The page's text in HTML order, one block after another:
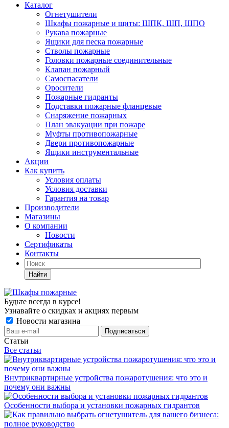
Каталог
Огнетушители
Шкафы пожарные и щиты: ШПК, ШП, ШПО
Рукава пожарные
Ящики для песка пожарные
Стволы пожарные
Головки пожарные соединительные
Клапан пожарный
Самоспасатели
Оросители
Пожарные гидранты
Подставки пожарные фланцевые
Снаряжение пожарных
План эвакуации при пожаре
Муфты противопожарные
Двери противопожарные
Ящики инструментальные
Акции
Как купить
Условия оплаты
Условия доставки
Гарантия на товар
Производители
Магазины
О компании
Новости
Сертификаты
Контакты
Найти
Будьте всегда в курсе!
Узнавайте о скидках и акциях первым
Новости магазина
Статьи
Все статьи
Внутриквартирные устройства пожаротушения: что это и
почему они важны
Особенности выбора и установки пожарных гидрантов